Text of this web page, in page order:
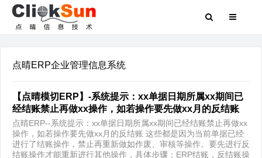
点晴ERP企业管理信息系统
【点晴模切ERP】-系统提示：xx单据日期所属xx期间已
经结账禁止再做xx操作，如若操作要先做xx月的反结账
点晴ERP--系统提示：xx单据日期所属xx期间已经结账禁止再做xx
操作，如若操作要先做xx月的反结账 这些都是因为当前单据已经
进行了结账操作，禁止再重新做如作废、审核等操作。要先进行反
结账操作才能重新进行其他操作，具体步骤：ERP结账，反结账操